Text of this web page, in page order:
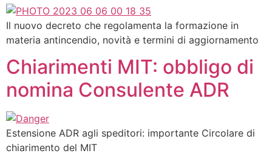
Il nuovo decreto che regolamenta la formazione in
materia antincendio, novità e termini di aggiornamento
Chiarimenti MIT: obbligo di
nomina Consulente ADR
Estensione ADR agli speditori: importante Circolare di
chiarimento del MIT